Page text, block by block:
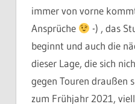
immer von vorne
Ansprüche
-) , das
beginnt und auch die
dieser Lage, die sich
gegen Touren draußen
zum Frühjahr 2021,